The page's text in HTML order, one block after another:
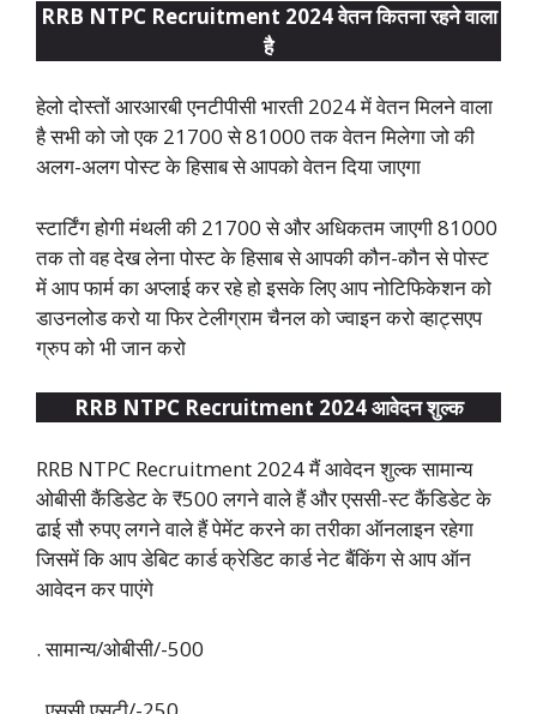
RRB NTPC Recruitment 2024 वेतन कितना रहने वाला
है
हेलो दोस्तों आरआरबी एनटीपीसी भारती 2024 में वेतन मिलने वाला
है सभी को जो एक 21700 से 81000 तक वेतन मिलेगा जो की
अलग-अलग पोस्ट के हिसाब से आपको वेतन दिया जाएगा
स्टार्टिंग होगी मंथली की 21700 से और अधिकतम जाएगी 81000
तक तो वह देख लेना पोस्ट के हिसाब से आपकी कौन-कौन से पोस्ट
में आप फार्म का अप्लाई कर रहे हो इसके लिए आप नोटिफिकेशन को
डाउनलोड करो या फिर टेलीग्राम चैनल को ज्वाइन करो व्हाट्सएप
ग्रुप को भी जान करो
RRB NTPC Recruitment 2024 आवेदन शुल्क
RRB NTPC Recruitment 2024 मैं आवेदन शुल्क सामान्य
ओबीसी कैंडिडेट के ₹500 लगने वाले हैं और एससी-स्ट कैंडिडेट के
ढाई सौ रुपए लगने वाले हैं पेमेंट करने का तरीका ऑनलाइन रहेगा
जिसमें कि आप डेबिट कार्ड क्रेडिट कार्ड नेट बैंकिंग से आप ऑन
आवेदन कर पाएंगे
. सामान्य/ओबीसी/-500